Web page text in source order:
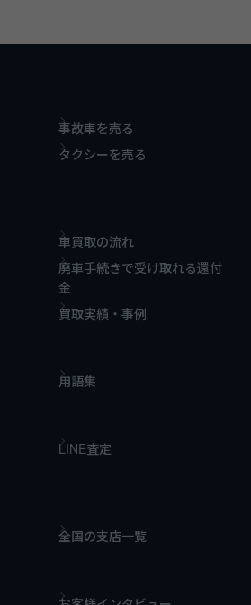
事故車を売る
タクシーを売る
車買取の流れ
廃車手続きで受け取れる還付
金
買取実績・事例
用語集
LINE査定
全国の支店一覧